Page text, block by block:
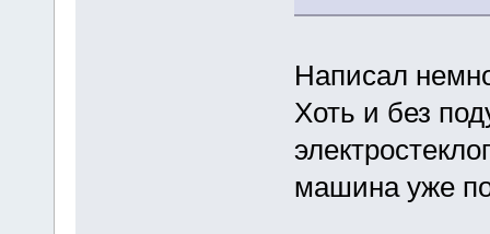
Написал
Хоть и без
машина уже